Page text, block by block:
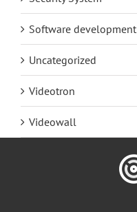
Software development
Uncategorized
Videotron
Videowall